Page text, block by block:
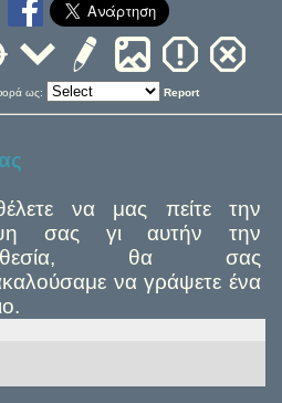
ως: Report
να μας πείτε την
σας γι αυτήν την
θα σας
να γράψετε ένα